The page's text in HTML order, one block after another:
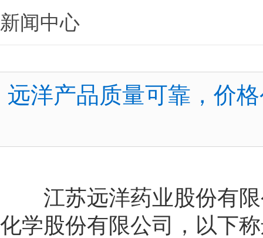
新闻中心
远洋产品质量可靠，价
江苏远洋药业股份有限
化学股份有限公司，以下